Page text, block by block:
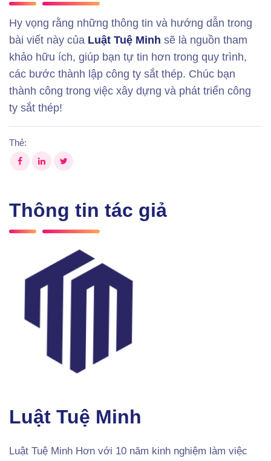
Hy vọng rằng những thông tin và hướng dẫn trong
bài viết này của Luật Tuệ Minh sẽ là nguồn tham
khảo hữu ích, giúp bạn tự tin hơn trong quy trình,
các bước thành lập công ty sắt thép. Chúc bạn
thành công trong việc xây dựng và phát triển công
ty sắt thép!
Thẻ:
Thông tin tác giả
Luật Tuệ Minh
Luật Tuệ Minh Hơn với 10 năm kinh nghiệm làm việc